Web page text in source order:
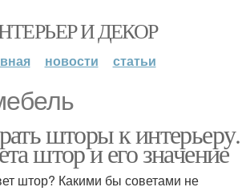
И ДЕКОР
новости статьи
шторы к интерьеру.
штор и его значение
штор? Какими бы советами не